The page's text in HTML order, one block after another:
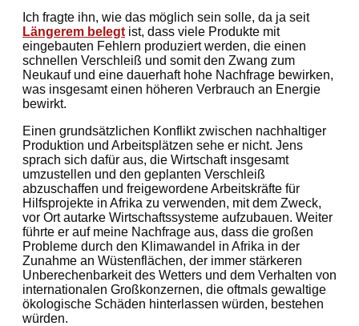
Ich fragte ihn, wie das möglich sein solle, da ja seit
Längerem be legt ist, dass viele Produkte mit
eingebauten Fehlern produziert werden, die einen
schnellen Verschleiß und somit den Zwang zum
Neukauf und eine dauerhaft hohe Nachfrage bewirken,
was insgesamt einen höheren Verbrauch an Energie
bewirkt.
Einen grundsätzlichen Konflikt zwischen nachhaltiger
Produktion und Arbeitsplätzen sehe er nicht. Jens
sprach sich dafür aus, die Wirtschaft insgesamt
umzustellen und den geplanten Verschleiß
abzuschaffen und freigewordene Arbeitskräfte für
Hilfsprojekte in Afrika zu verwenden, mit dem Zweck,
vor Ort autarke Wirtschaftssysteme aufzubauen. Weiter
führte er auf meine Nachfrage aus, dass die großen
Probleme durch den Klimawandel in Afrika in der
Zunahme an Wüstenflächen, der immer stärkeren
Unberechenbarkeit des Wetters und dem Verhalten von
internationalen Großkonzernen, die oftmals gewaltige
ökologische Schäden hinterlassen würden, bestehen
würden.